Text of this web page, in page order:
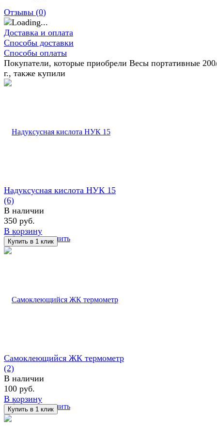
Отзывы (0)
Доставка и оплата
Способы доставки
Способы оплаты
Покупатели, которые приобрели Весы портативные
г., также купили
избранное сравнить
Надуксусная кислота НУК 15
(6)
В наличии
350 руб.
В корзину
избранное сравнить
Самоклеющийся ЖК термометр
(2)
В наличии
100 руб.
В корзину